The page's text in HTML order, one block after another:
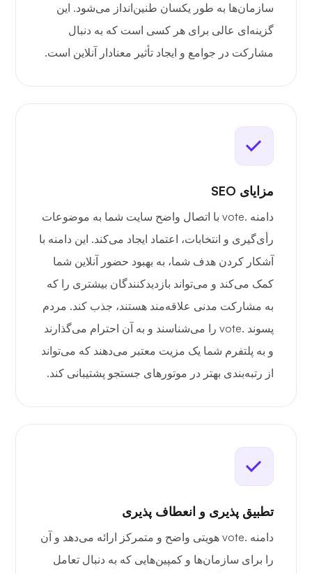
سازمان‌ها به طور یکسان طنین‌انداز می‌شود. این
گزینه‌ای عالی برای هر کسی است که به دنبال
مشارکت در جوامع و ایجاد تأثیر معنادار آنلاین است.
مزایای SEO
دامنه .vote با اتصال واضح سایت شما به موضوعات
رأی‌گیری و انتخابات، اعتماد ایجاد می‌کند. این دامنه با
آشکار کردن هدف شما، به بهبود حضور آنلاین شما
کمک می‌کند و می‌تواند بازدیدکنندگان بیشتری را که
به مشارکت مدنی علاقه‌مند هستند، جذب کند. مردم
پسوند .vote را می‌شناسند و به آن احترام می‌گذارند
و به پلتفرم شما یک مزیت معتبر می‌دهند که می‌تواند
از رتبه‌بندی بهتر در موتورهای جستجو پشتیبانی کند.
تطبیق پذیری و انعطاف پذیری
دامنه .vote هویتی واضح و متمرکز ارائه می‌دهد و آن
را برای سازمان‌ها و کمپین‌هایی که به دنبال تعامل